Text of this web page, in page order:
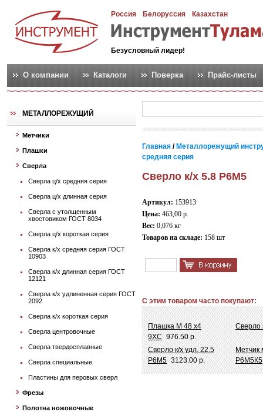
Россия Белоруссия Казахстан
Безусловный лидер!
О компании Каталоги Поверка Прайс-листы
МЕТАЛЛОРЕЖУЩИЙ
Метчики
Плашки
Сверла
Сверла ц/х средняя серия
Сверла ц/х длинная серия
Сверла с утолщенным
хвостовиком ГОСТ 8034
Сверла ц/х короткая серия
Сверла к/х средняя серия ГОСТ
10903
Сверла к/х длинная серия ГОСТ
12121
Сверла к/х удлиненная серия ГОСТ
2092
Сверла к/х короткая серия
Сверла центровочные
Сверла твердосплавные
Сверла специальные
Пластины для перовых сверл
Фрезы
Полотна ножовочные
Главная / Металлорежущий
средняя серия
Сверло к/х 5.8 Р6М5
Артикул: 153913
Цена: 463,00 р.
Вес: 0,076 кг
Товаров на складе: 158 шт
С этим товаром часто покупают:
Плашка М 48 х4
9ХС 976.50 р.
Сверло
Сверло к/х удл. 22.5
Р6М5 3123.00 р.
Метчик
Р6М5К5